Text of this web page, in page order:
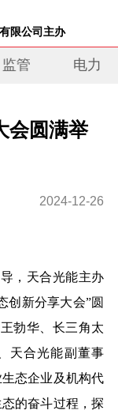
有限公司主办
监管 电力
会圆满举
2024-12-26
，天合光能主办
创新分享大会”圆
勃华、长三角太
天合光能副董事
态企业及机构代
的奋斗过程，探